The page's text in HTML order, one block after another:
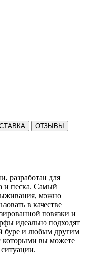
ОТЗЫВЫ
разработан для
и песка. Самый
можно
в качестве
повязки и
идеально подходят
буре и любым другим
которыми вы можете